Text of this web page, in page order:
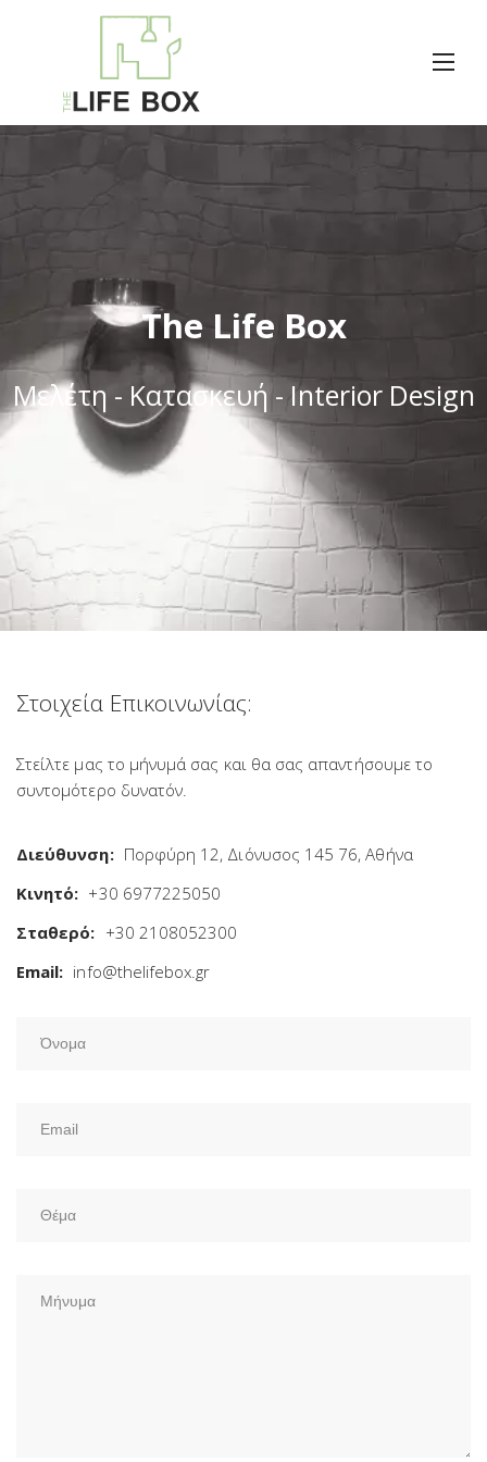
The Life Box
Μελέτη - Κατασκευή - Interior Design
Στοιχεία Επικοινωνίας:
Στείλτε μας το μήνυμά σας και θα σας απαντήσουμε το
συντομότερο δυνατόν.
Διεύθυνση: Πορφύρη 12, Διόνυσος 145 76, Αθήνα
Κινητό: +30 6977225050
Σταθερό: +30 2108052300
Email: info@thelifebox.gr